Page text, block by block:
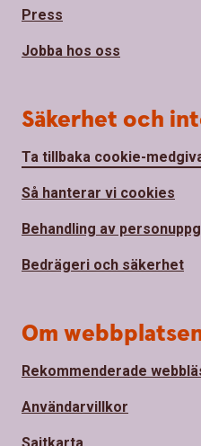
Press
Jobba hos oss
Säkerhet och
Ta tillbaka cookie-
Så hanterar vi cookies
Behandling av
Bedrägeri och säkerhet
Om
Rekommenderade
Användarvillkor
Sajtkarta